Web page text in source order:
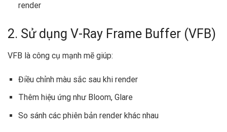
render
2. Sử dụng V-Ray Frame Buffer (VFB)
VFB là công cụ mạnh mẽ giúp:
Điều chỉnh màu sắc sau khi render
Thêm hiệu ứng như Bloom, Glare
So sánh các phiên bản render khác nhau